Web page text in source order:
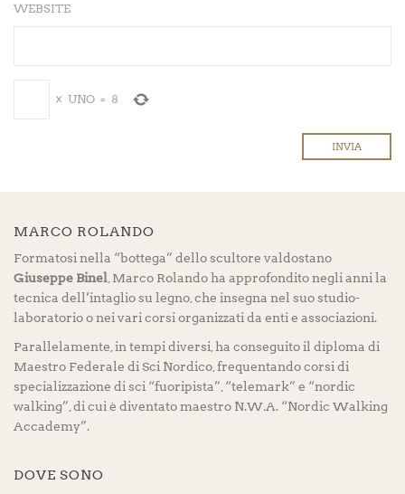
WEBSITE
× UNO = 8
MARCO ROLANDO
Formatosi nella “bottega” dello scultore valdostano
Giuseppe Binel , Marco Rolando ha approfondito negli anni la
tecnica dell’intaglio su legno, che insegna nel suo studio-
laboratorio o nei vari corsi organizzati da enti e associazioni.
Parallelamente, in tempi diversi, ha conseguito il diploma di
Maestro Federale di Sci Nordico, frequentando corsi di
specializzazione di sci “fuoripista”, “telemark” e “nordic
walking”, di cui è diventato maestro N.W.A. “Nordic Walking
Accademy”.
DOVE SONO